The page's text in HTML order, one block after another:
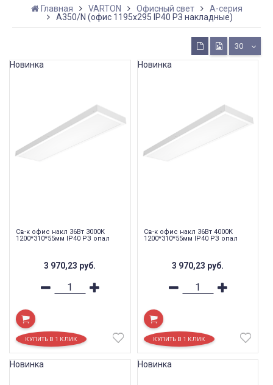
Главная VARTON Офисный свет
A-серия
А350/N (офис 1195х295 IP40 РЗ накладные)
30
Св-к офис накл 36Вт 3000К
1200*310*55мм IP40 РЗ опал
3 970,23 руб.
Новинка
Св-к офис накл 36Вт 4000К
1200*310*55мм IP40 РЗ опал
3 970,23 руб.
Новинка
Новинка Новинка